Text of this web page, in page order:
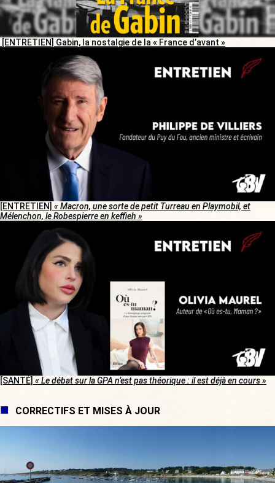
[ENTRETIEN] Gabin, la nostalgie de la « France d’avant »
[ENTRETIEN] « Macron, une sorte de petit Turreau en Playmobil, et
Mélenchon, le Robespierre en keffieh »
[SANTÉ] « Le débat sur la GPA n’est pas théorique : il est déjà en cours »
CORRECTIFS ET MISES À JOUR